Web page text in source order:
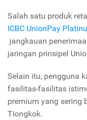
Salah satu produk
ICBC UnionPay
jangkauan
jaringan prinsipel
Selain itu, pengguna
fasilitas-fasilitas
premium yang sering
Tiongkok.